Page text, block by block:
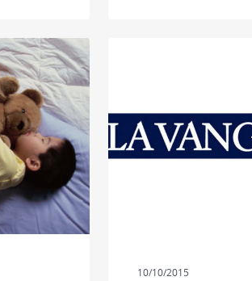
10/10/2015